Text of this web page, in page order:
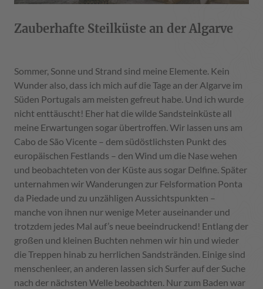
Zauberhafte Steilküste an der Algarve
Sommer, Sonne und Strand sind meine Elemente. Kein
Wunder also, dass ich mich auf die Tage an der Algarve im
Süden Portugals am meisten gefreut habe. Und ich wurde
nicht enttäuscht! Eher hat die wilde Sandsteinküste all
meine Erwartungen sogar übertroffen. Wir lassen uns am
Cabo de São Vicente – dem südöstlichsten Punkt des
europäischen Festlands – den Wind um die Nase wehen
und beobachteten von der Küste aus sogar Delfine. Später
unternahmen wir Wanderungen zur Felsformation Ponta
da Piedade und zu unzähligen Aussichtspunkten –
manche von ihnen nur wenige Meter auseinander und
trotzdem jedes Mal auf’s neue beeindruckend! Entlang der
großen und kleinen Buchten nehmen wir hin und wieder
die Treppen hinab zu herrlichen Sandstränden. Einige sind
menschenleer, an anderen lassen sich Surfer auf der Suche
nach der nächsten Welle beobachten. Nur zum Baden war